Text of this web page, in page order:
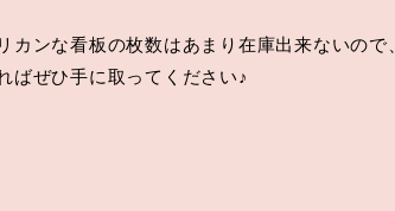
カンな看板の枚数はあまり在庫出来ないの
ばぜひ手に取ってください♪